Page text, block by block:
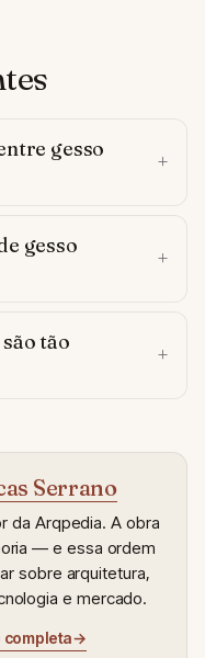
gesso
gesso
tão
Serrano
da Arqpedia. A obra
— e essa ordem
sobre arquitetura,
e mercado.
completa→